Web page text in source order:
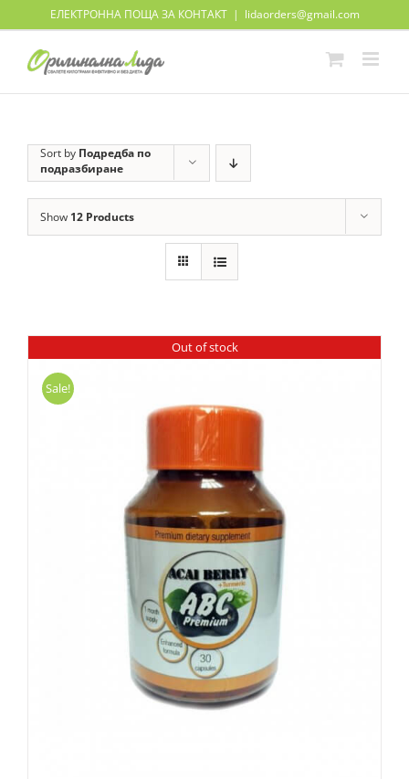
ЕЛЕКТРОННА ПОЩА ЗА КОНТАКТ | lidaorders@gmail.com
Sort by Подредба по
подразбиране
Show 12 Products
Out of stock
Sale!